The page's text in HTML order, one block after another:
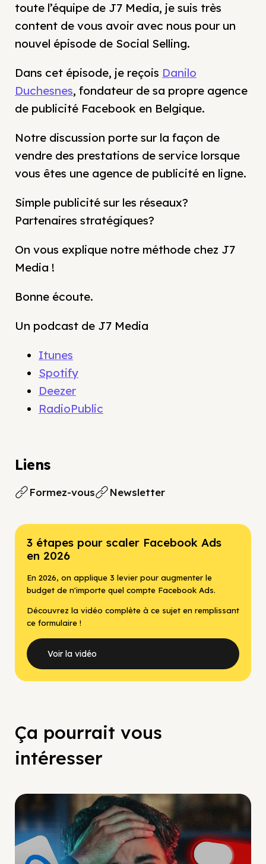
toute l’équipe de J7 Media, je suis très
content de vous avoir avec nous pour un
nouvel épisode de Social Selling.
Dans cet épisode, je reçois Danilo
Duchesnes, fondateur de sa propre agence
de publicité Facebook en Belgique.
Notre discussion porte sur la façon de
vendre des prestations de service lorsque
vous êtes une agence de publicité en ligne.
Simple publicité sur les réseaux?
Partenaires stratégiques?
On vous explique notre méthode chez J7
Media !
Bonne écoute.
Un podcast de J7 Media
Itunes
Spotify
Deezer
RadioPublic
Liens
Formez-vous Newsletter
3 étapes pour scaler Facebook Ads
en 2026
En 2026, on applique 3 levier pour augmenter le
budget de n'importe quel compte Facebook Ads.
Découvrez la vidéo complète à ce sujet en remplissant
ce formulaire !
Voir la vidéo
Ça pourrait vous
intéresser
Social Scaling